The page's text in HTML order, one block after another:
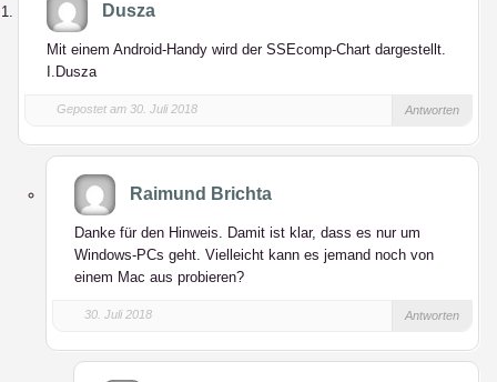
Dusza
Mit einem Android-Handy wird der SSEcomp-Chart dargestellt.
I.Dusza
Gepostet am 30. Juli 2018 Antworten
Raimund Brichta
Danke für den Hinweis. Damit ist klar, dass es nur um
Windows-PCs geht. Vielleicht kann es jemand noch von
einem Mac aus probieren?
30. Juli 2018 Antworten